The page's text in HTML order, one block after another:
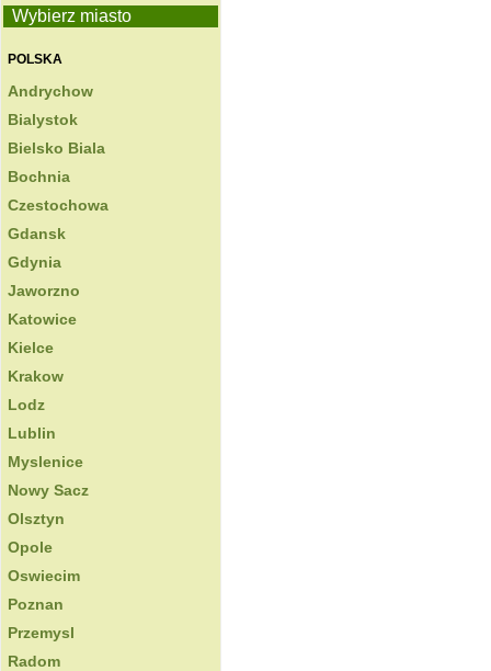
Wybierz miasto
POLSKA
Andrychow
Bialystok
Bielsko Biala
Bochnia
Czestochowa
Gdansk
Gdynia
Jaworzno
Katowice
Kielce
Krakow
Lodz
Lublin
Myslenice
Nowy Sacz
Olsztyn
Opole
Oswiecim
Poznan
Przemysl
Radom